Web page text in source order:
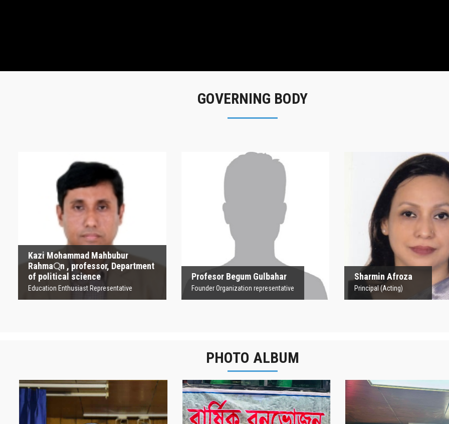
GOVERNING BODY
Kazi Mohammad Mahbubur
Rahma্‌n , professor, Department
of political science
Education Enthusiast Representative
Kazi Mohammad
Mahbubur Rahma্‌n ,
professor, Department
of political science
Education Enthusiast Representative
Profesor Begum Gulbahar
Founder Organization representative
Profesor Begum
Founder Organization representative
Sharmin Afroza
Principal (Acting)
Sharmin
Principal (Acting)
PHOTO ALBUM